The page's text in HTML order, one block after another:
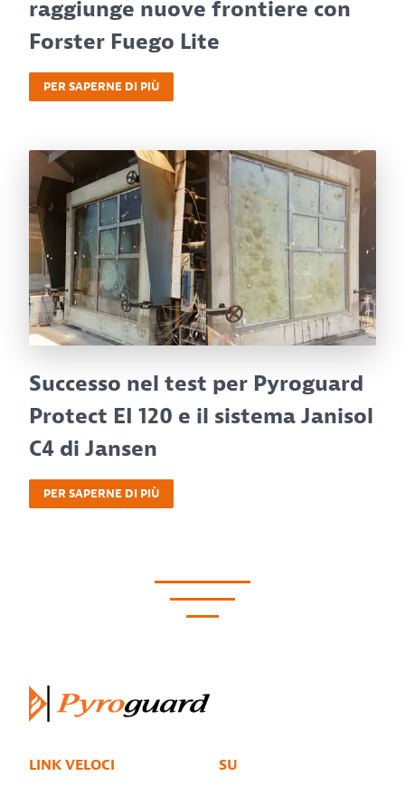
raggiunge nuove frontiere con
Forster Fuego Lite
PER SAPERNE DI PIÙ
Successo nel test per Pyroguard
Protect EI 120 e il sistema Janisol
C4 di Jansen
PER SAPERNE DI PIÙ
LINK VELOCI
SU